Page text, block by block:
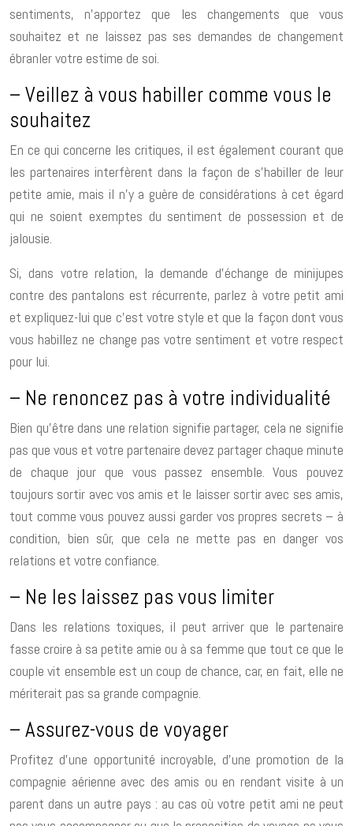
sentiments, n’apportez que les changements que vous
souhaitez et ne laissez pas ses demandes de changement
ébranler votre estime de soi.
– Veillez à vous habiller comme vous le
souhaitez
En ce qui concerne les critiques, il est également courant que
les partenaires interfèrent dans la façon de s’habiller de leur
petite amie, mais il n’y a guère de considérations à cet égard
qui ne soient exemptes du sentiment de possession et de
jalousie.
Si, dans votre relation, la demande d’échange de minijupes
contre des pantalons est récurrente, parlez à votre petit ami
et expliquez-lui que c’est votre style et que la façon dont vous
vous habillez ne change pas votre sentiment et votre respect
pour lui.
– Ne renoncez pas à votre individualité
Bien qu’être dans une relation signifie partager, cela ne signifie
pas que vous et votre partenaire devez partager chaque minute
de chaque jour que vous passez ensemble. Vous pouvez
toujours sortir avec vos amis et le laisser sortir avec ses amis,
tout comme vous pouvez aussi garder vos propres secrets – à
condition, bien sûr, que cela ne mette pas en danger vos
relations et votre confiance.
– Ne les laissez pas vous limiter
Dans les relations toxiques, il peut arriver que le partenaire
fasse croire à sa petite amie ou à sa femme que tout ce que le
couple vit ensemble est un coup de chance, car, en fait, elle ne
mériterait pas sa grande compagnie.
– Assurez-vous de voyager
Profitez d’une opportunité incroyable, d’une promotion de la
compagnie aérienne avec des amis ou en rendant visite à un
parent dans un autre pays : au cas où votre petit ami ne peut